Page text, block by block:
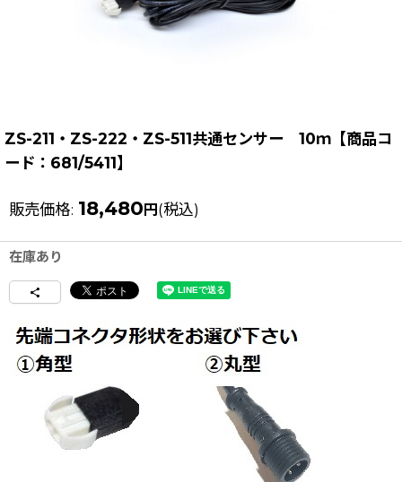
ZS-211・ZS-222・ZS-511共通センサー 10ｍ【商品コ
ード：681/5411】
販売価格: 18,480 円 (税込)
在庫あり